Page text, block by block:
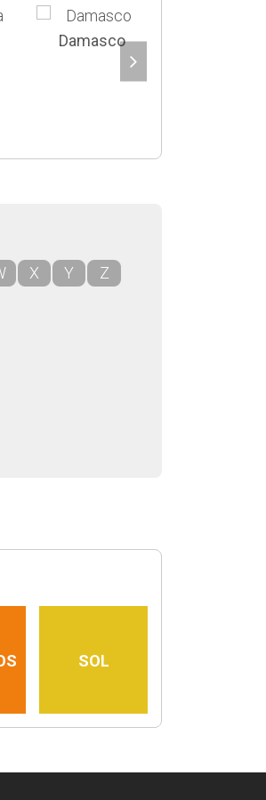
Damasco
X Y Z
SOL